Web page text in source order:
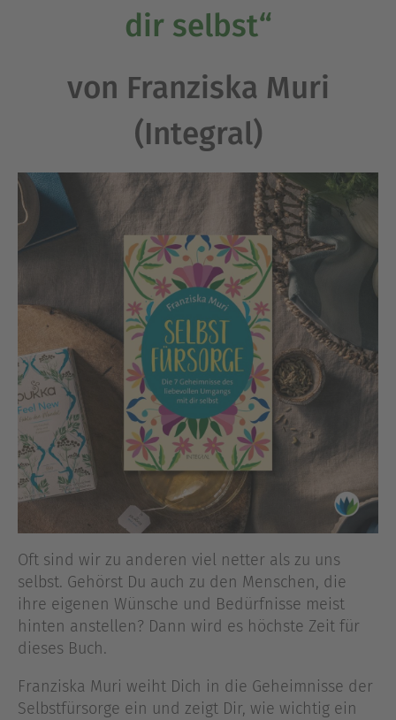
dir selbst“
von Franziska Muri
(Integral)
Oft sind wir zu anderen viel netter als zu uns
selbst. Gehörst Du auch zu den Menschen, die
ihre eigenen Wünsche und Bedürfnisse meist
hinten anstellen? Dann wird es höchste Zeit für
dieses Buch.
Franziska Muri weiht Dich in die Geheimnisse der
Selbstfürsorge ein und zeigt Dir, wie wichtig ein